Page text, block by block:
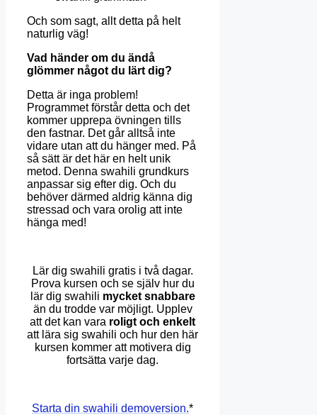
Och som sagt, allt detta på helt
naturlig väg!
Vad händer om du ändå
glömmer något du lärt dig?
Detta är inga problem!
Programmet förstår detta och det
kommer upprepa övningen tills
den fastnar. Det går alltså inte
vidare utan att du hänger med. På
så sätt är det här en helt unik
metod. Denna swahili grundkurs
anpassar sig efter dig. Och du
behöver därmed aldrig känna dig
stressad och vara orolig att inte
hänga med!
Lär dig swahili gratis i två dagar.
Prova kursen och se själv hur du
lär dig swahili mycket snabbare
än du trodde var möjligt. Upplev
att det kan vara roligt och enkelt
att lära sig swahili och hur den här
kursen kommer att motivera dig
fortsätta varje dag.
Starta din swahili demoversion.*